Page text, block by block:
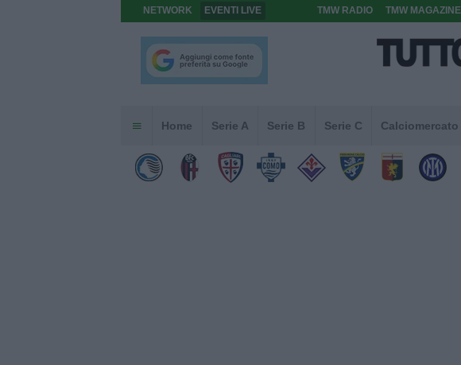
NETWORK EVENTI LIVE TMW RADIO TMW MAGAZINE
Home Serie A Serie B Serie C Calciomercato